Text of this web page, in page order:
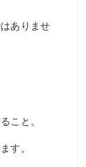
ありませ
こと。
す。